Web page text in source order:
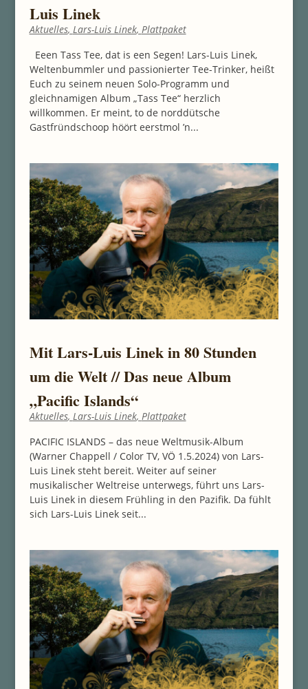
Luis Linek
Aktuelles, Lars-Luis Linek, Plattpaket
Eeen Tass Tee, dat is een Segen! Lars-Luis Linek,
Weltenbummler und passionierter Tee-Trinker, heißt
Euch zu seinem neuen Solo-Programm und
gleichnamigen Album „Tass Tee“ herzlich
willkommen. Er meint, to de norddütsche
Gastfründschoop höört eerstmol ’n...
Mit Lars-Luis Linek in 80 Stunden
um die Welt // Das neue Album
„Pacific Islands“
Aktuelles, Lars-Luis Linek, Plattpaket
PACIFIC ISLANDS – das neue Weltmusik-Album
(Warner Chappell / Color TV, VÖ 1.5.2024) von Lars-
Luis Linek steht bereit. Weiter auf seiner
musikalischer Weltreise unterwegs, führt uns Lars-
Luis Linek in diesem Frühling in den Pazifik. Da fühlt
sich Lars-Luis Linek seit...